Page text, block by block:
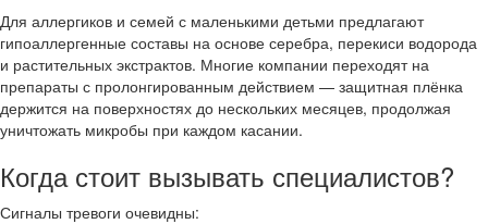
Для аллергиков и семей с маленькими детьми предлагают
гипоаллергенные составы на основе серебра, перекиси водорода
и растительных экстрактов. Многие компании переходят на
препараты с пролонгированным действием — защитная плёнка
держится на поверхностях до нескольких месяцев, продолжая
уничтожать микробы при каждом касании.
Когда стоит вызывать специалистов?
Сигналы тревоги очевидны: